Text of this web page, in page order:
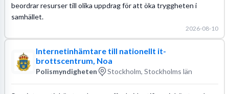
beordrar resurser till olika uppdrag för att öka tryggheten i
samhället.
2026-08-10
Internetinhämtare till nationellt it-
brottscentrum, Noa
Polismyndigheten Stockholm, Stockholms län